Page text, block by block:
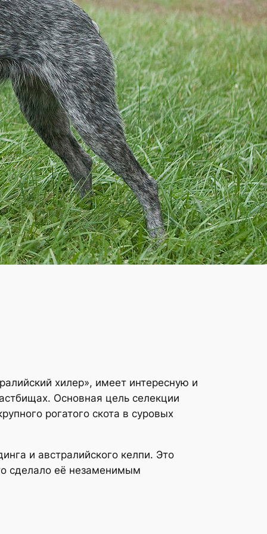
хилер», имеет интересную и
Основная цель селекции
рогатого скота в суровых
и австралийского келпи. Это
сделало её незаменимым